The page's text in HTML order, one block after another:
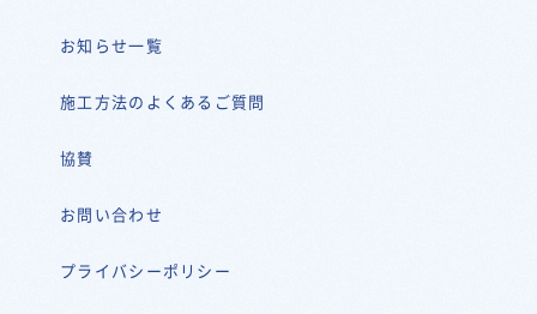
お知らせ一覧
施工方法のよくあるご質問
協賛
お問い合わせ
プライバシーポリシー